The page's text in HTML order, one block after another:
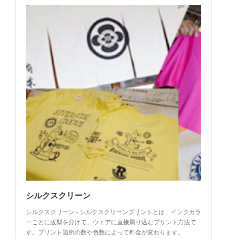
シルクスクリーン
シルクスクリーン - シルクスクリーンプリントとは、インクカラ
ーごとに版型を分けて、ウェアに直接刷り込むプリント方法で
す。プリント箇所の数や色数によって料金が変わります。